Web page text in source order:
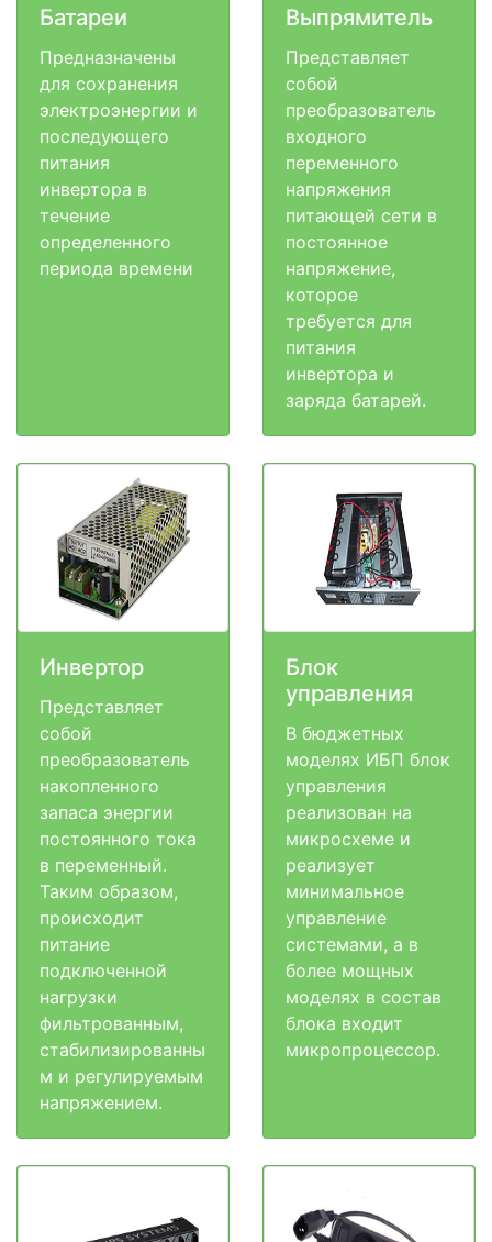
Батареи
Предназначены
для сохранения
электроэнергии и
последующего
питания
инвертора в
течение
определенного
периода времени
Выпрямитель
Представляет
собой
преобразователь
входного
переменного
напряжения
питающей сети в
постоянное
напряжение,
которое
требуется для
питания
инвертора и
заряда батарей.
Инвертор
Представляет
собой
преобразователь
накопленного
запаса энергии
постоянного тока
в переменный.
Таким образом,
происходит
питание
подключенной
нагрузки
фильтрованным,
стабилизированны
м и регулируемым
напряжением.
Блок
управления
В бюджетных
моделях ИБП блок
управления
реализован на
микросхеме и
реализует
минимальное
управление
системами, а в
более мощных
моделях в состав
блока входит
микропроцессор.